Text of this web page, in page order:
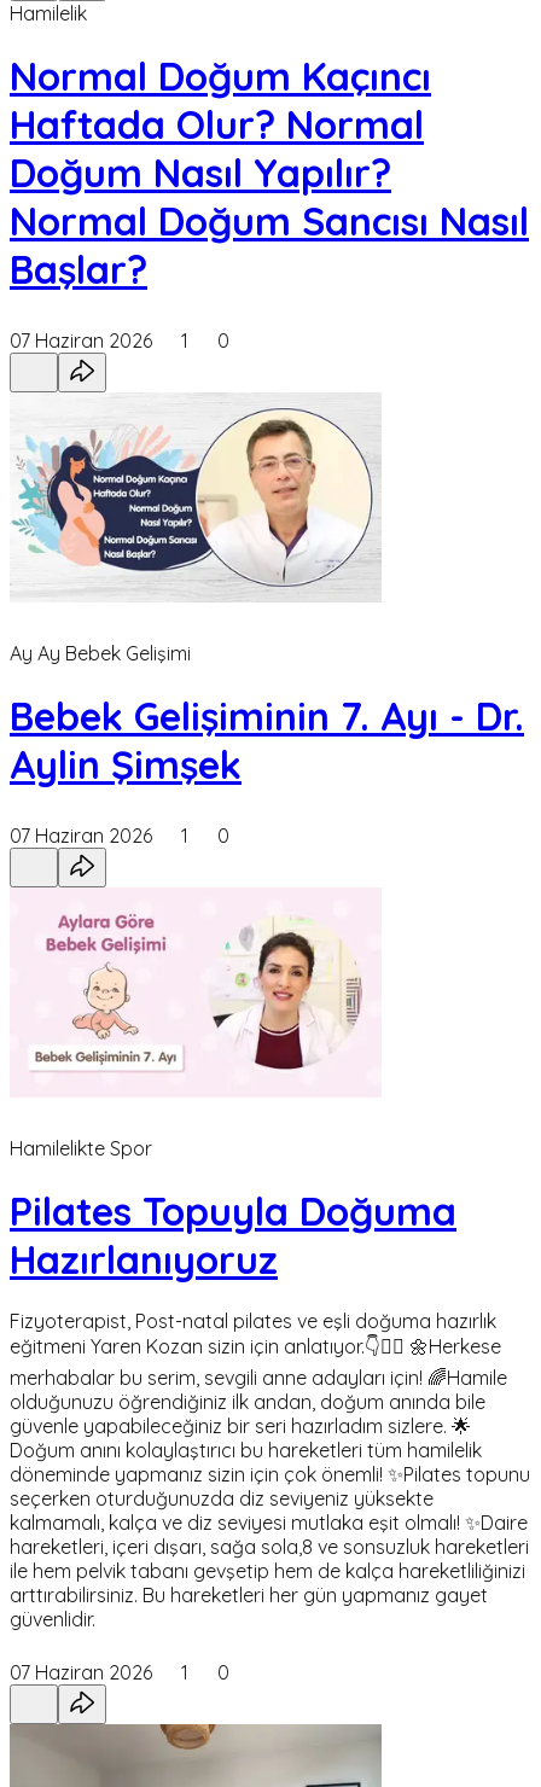
Hamilelik
Normal Doğum Kaçıncı
Haftada Olur? Normal
Doğum Nasıl Yapılır?
Normal Doğum Sancısı Nasıl
Başlar?
07 Haziran 2026 1 0
Ay Ay Bebek Gelişimi
Bebek Gelişiminin 7. Ayı - Dr.
Aylin Şimşek
07 Haziran 2026 1 0
Hamilelikte Spor
Pilates Topuyla Doğuma
Hazırlanıyoruz
Fizyoterapist, Post-natal pilates ve eşli doğuma hazırlık
eğitmeni Yaren Kozan sizin için anlatıyor.👇🧘‍♀️ 🌼Herkese
merhabalar bu serim, sevgili anne adayları için! 🌈Hamile
olduğunuzu öğrendiğiniz ilk andan, doğum anında bile
güvenle yapabileceğiniz bir seri hazırladım sizlere. 🌟
Doğum anını kolaylaştırıcı bu hareketleri tüm hamilelik
döneminde yapmanız sizin için çok önemli! ✨Pilates topunu
seçerken oturduğunuzda diz seviyeniz yüksekte
kalmamalı, kalça ve diz seviyesi mutlaka eşit olmalı! ✨Daire
hareketleri, içeri dışarı, sağa sola,8 ve sonsuzluk hareketleri
ile hem pelvik tabanı gevşetip hem de kalça hareketliliğinizi
arttırabilirsiniz. Bu hareketleri her gün yapmanız gayet
güvenlidir.
07 Haziran 2026 1 0